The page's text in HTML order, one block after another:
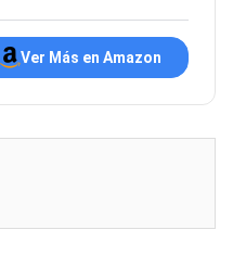
Ver Más en Amazon